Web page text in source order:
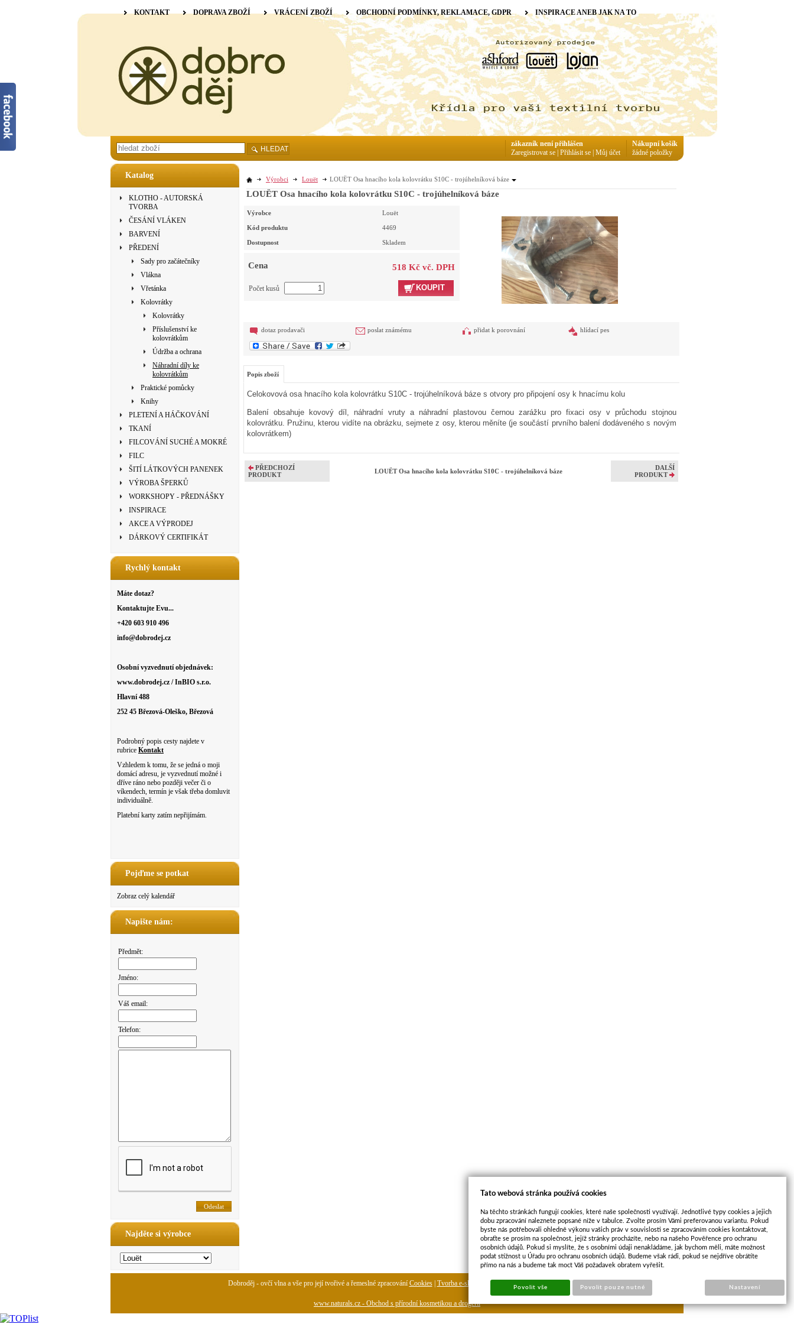
Katalog
KLOTHO - AUTORSKÁ
TVORBA
ČESÁNÍ VLÁKEN
BARVENÍ
PŘEDENÍ
Sady pro začátečníky
Vlákna
Vřetánka
Kolovrátky
Kolovrátky
Příslušenství ke
kolovrátkům
Údržba a ochrana
Náhradní díly ke
kolovrátkům
Praktické pomůcky
Knihy
PLETENÍ A HÁČKOVÁNÍ
TKANÍ
FILCOVÁNÍ SUCHÉ A MOKRÉ
FILC
ŠITÍ LÁTKOVÝCH PANENEK
VÝROBA ŠPERKŮ
WORKSHOPY - PŘEDNÁŠKY
INSPIRACE
AKCE A VÝPRODEJ
DÁRKOVÝ CERTIFIKÁT
Rychlý kontakt
Máte dotaz?
Kontaktujte Evu...
+420 603 910 496
info@dobrodej.cz
Osobní vyzvednutí objednávek:
www.dobrodej.cz / InBIO s.r.o.
Hlavní 488
252 45 Březová-Oleško, Březová
Podrobný popis cesty najdete v
rubrice Kontakt
Vzhledem k tomu, že se jedná o moji
domácí adresu, je vyzvednutí možné i
dříve ráno nebo později večer či o
víkendech, termín je však třeba domluvit
individuálně.
Platební karty zatím nepřijímám.
Pojďme se potkat
Zobraz celý kalendář
Napište nám:
Předmět:
Jméno:
Váš email:
Telefon:
Najděte si výrobce
Výrobci Louët LOUËT Osa hnacího kola kolovrátku S10C - trojúhelníková báze
LOUËT Osa hnacího kola kolovrátku S10C - trojúhelníková báze
Výrobce Louët
Kód produktu 4469
Dostupnost Skladem
Cena 518 Kč vč. DPH
KOUPIT
Počet kusů
dotaz prodavači poslat známému přidat k porovnání hlídací pes
Popis zboží
Celokovová osa hnacího kola kolovrátku S10C - trojúhelníková báze s otvory pro připojení osy k hnacímu kolu
Balení obsahuje kovový díl, náhradní vruty a náhradní plastovou černou zarážku pro fixaci osy v průchodu stojnou
kolovrátku. Pružinu, kterou vidíte na obrázku, sejmete z osy, kterou měníte (je součástí prvního balení dodáveného s novým
kolovrátkem)
PŘEDCHOZÍ
PRODUKT
LOUËT Osa hnacího kola kolovrátku S10C - trojúhelníková báze
DALŠÍ
PRODUKT
KONTAKT DOPRAVA ZBOŽÍ VRÁCENÍ ZBOŽÍ OBCHODNÍ PODMÍNKY, REKLAMACE, GDPR INSPIRACE ANEB JAK NA TO
HLEDAT
Nákupní košík
žádné položky
zákazník není přihlášen
Zaregistrovat se Přihlásit se Můj účet
Dobroděj - ovčí vlna a vše pro její tvořivé a řemeslné zpracování Cookies| Tvorba e-shopu pronájem e-shopu Sun-shop
www.naturals.cz - Obchod s přírodní kosmetikou a drogerií
Tato webová stránka používá cookies
Na těchto stránkách fungují cookies, které naše společnosti využívají. Jednotlivé typy cookies a jejich
dobu zpracování naleznete popsané níže v tabulce. Zvolte prosím Vámi preferovanou variantu. Pokud
byste nás potřebovali ohledně výkonu vašich práv v souvislosti se zpracováním cookies kontaktovat,
obraťte se prosím na společnost, jejíž stránky procházíte, nebo na našeho Pověřence pro ochranu
osobních údajů. Pokud si myslíte, že s osobními údaji nenakládáme, jak bychom měli, máte možnost
podat stížnost u Úřadu pro ochranu osobních údajů. Budeme však rádi, pokud se nejdříve obrátíte
přímo na nás a budeme tak moct Váš požadavek obratem vyřešit.
Povolit vše Povolit pouze nutné Nastavení